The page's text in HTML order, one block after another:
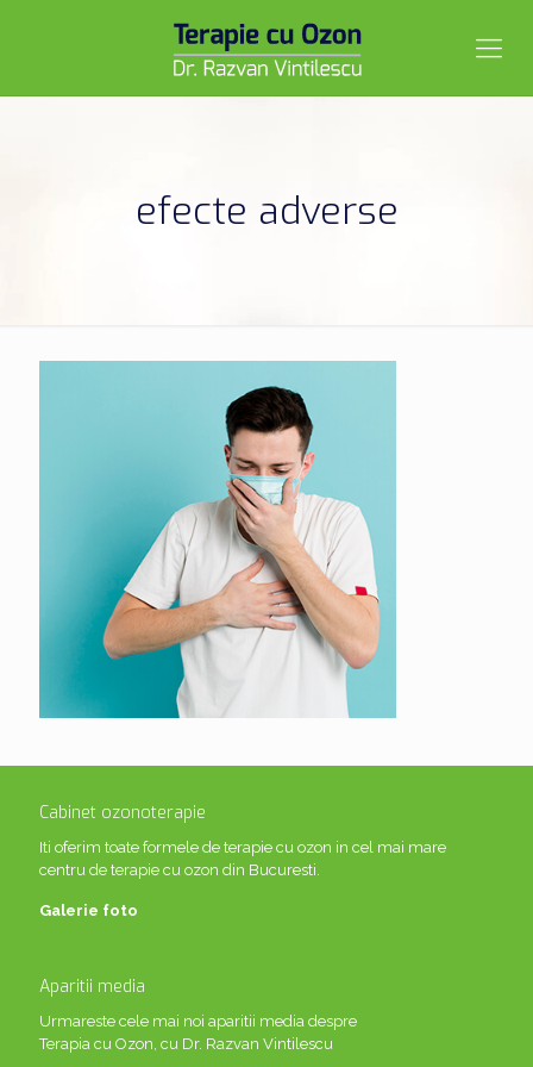
efecte adverse
Cabinet ozonoterapie
Iti oferim toate formele de terapie cu ozon in cel mai mare
centru de terapie cu ozon din Bucuresti.
Galerie foto
Aparitii media
Urmareste cele mai noi aparitii media despre
Terapia cu Ozon, cu Dr. Razvan Vintilescu